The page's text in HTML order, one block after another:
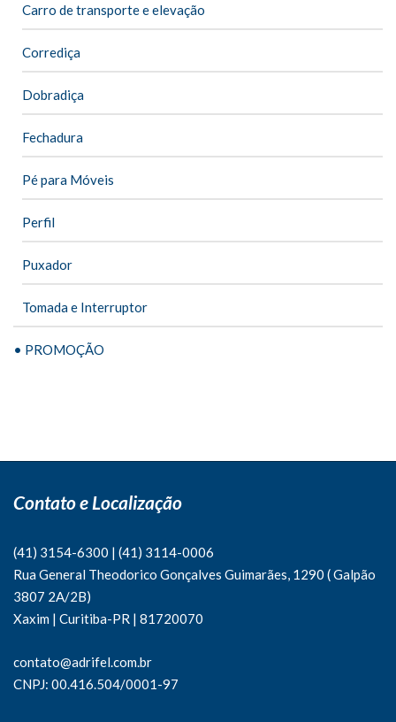
Carro de transporte e elevação
Corrediça
Dobradiça
Fechadura
Pé para Móveis
Perfil
Puxador
Tomada e Interruptor
• PROMOÇÃO
Contato e Localização
(41) 3154-6300 | (41) 3114-0006
Rua General Theodorico Gonçalves Guimarães, 1290 ( Galpão
3807 2A/2B)
Xaxim | Curitiba-PR | 81720070
contato@adrifel.com.br
CNPJ: 00.416.504/0001-97